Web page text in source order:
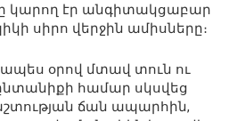
կարող էր անգիտակցաբար
սիրո վերջին ամիսները։
օրով մտավ տուն ու
համար սկսվեց
ճան ապարհին,